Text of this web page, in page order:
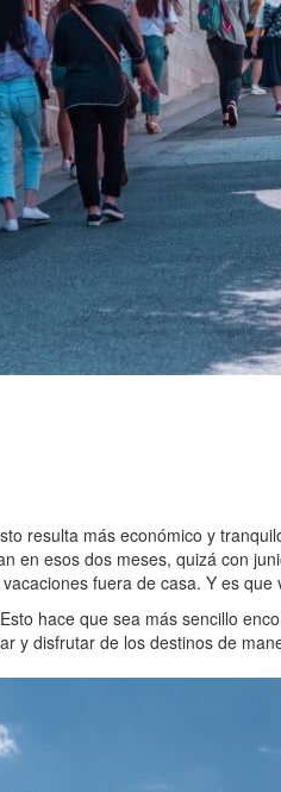
resulta más económico y
en esos dos meses, quizá con
fuera de casa. Y es
hace que sea más sencillo
y disfrutar de los destinos de